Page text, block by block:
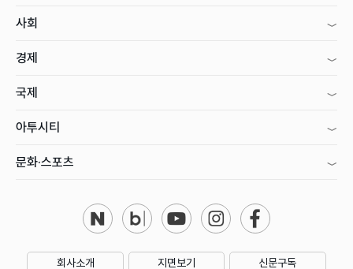
사회
경제
국제
아투시티
문화·스포츠
회사소개 지면보기 신문구독